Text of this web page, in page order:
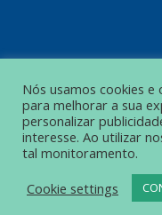
© Grupo Popular de
Nós usamos cookies
para melhorar a sua
personalizar
interesse. Ao utilizar
tal monitoramento.
Cookie settings